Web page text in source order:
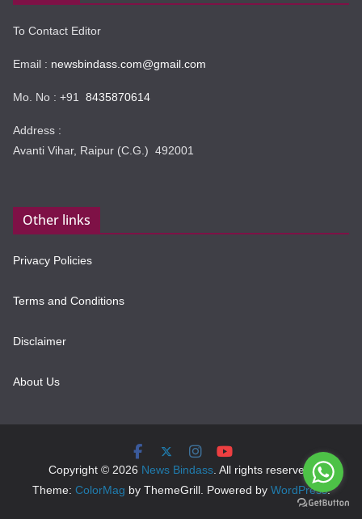
To Contact Editor
Email : newsbindass.com@gmail.com
Mo. No : +91 8435870614
Address :
Avanti Vihar, Raipur (C.G.) 492001
Other links
Privacy Policies
Terms and Conditions
Disclaimer
About Us
Copyright © 2026 News Bindass. All rights reserved.
Theme: ColorMag by ThemeGrill. Powered by WordPress.